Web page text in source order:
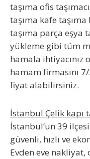
taşıma ofis
taşıma kafe
taşıma parça eşya
yükleme gibi tüm
hamala
hamam firmasını
fiyat alabilirsiniz.
İstanbul Çelik kapı
İstanbul’un 39
güvenli, hızlı ve
Evden eve nakliyat,